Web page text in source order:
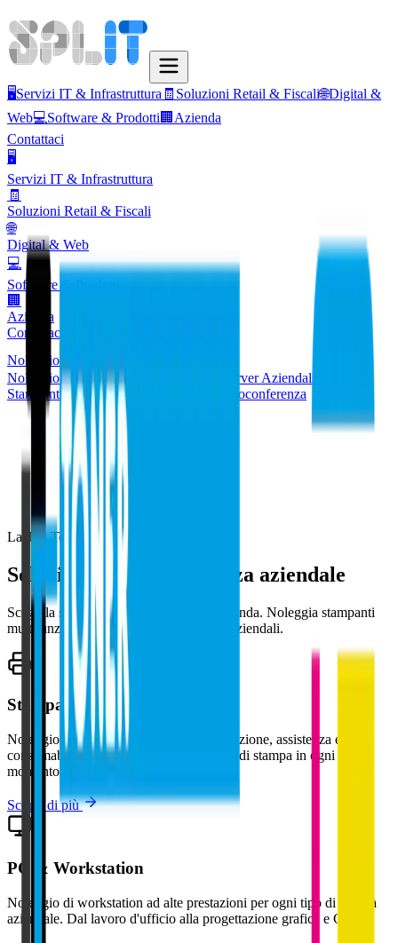
🖥️Servizi IT & Infrastruttura 🧾 Soluzioni Retail & Fiscali🌐Digital &
Web💻Software & Prodotti 🏢 Azienda
Contattaci
🖥️
Servizi IT & Infrastruttura
🧾
Soluzioni Retail & Fiscali
🌐
Digital & Web
💻
Software & Prodotti
🏢
Azienda
Contattaci
Noleggio
Noleggio PC & Workstation
Noleggio Server Aziendali
Stampanti / Multifunzione
Sistemi di Videoconferenza
La Tua Tecnologia a Noleggio
Soluzioni per ogni esigenza aziendale
Scegli la soluzione più adatta alla tua azienda. Noleggia stampanti
multifunzione, PC workstation o server aziendali.
Stampanti Multifunzione
Noleggio stampanti con trasporto, installazione, assistenza e
consumabili inclusi. Affidabilità e qualità di stampa in ogni
momento.
Scopri di più
PC & Workstation
Noleggio di workstation ad alte prestazioni per ogni tipo di attività
aziendale. Dal lavoro d'ufficio alla progettazione grafica e CAD.